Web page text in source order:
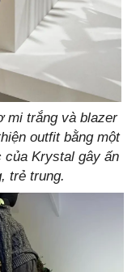
mi trắng và blazer
outfit bằng một
của Krystal gây ấn
trẻ trung.